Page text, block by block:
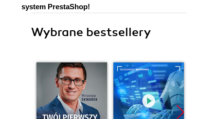
system PrestaShop!
Wybrane bestsellery